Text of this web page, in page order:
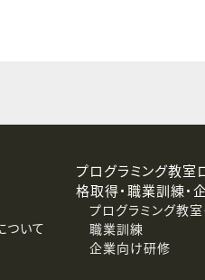
および第三者への提供停止）
ついて
プログラミング教室
格取得・職業訓練・
プログラミング教室
職業訓練
企業向け研修